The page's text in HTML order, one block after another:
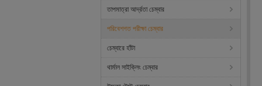
তাপমাত্রা আর্দ্রতা চেম্বার
পরিবেশগত পরীক্ষা চেম্বার
চেম্বারে হাঁটা
থার্মাল সাইক্লিং চেম্বার